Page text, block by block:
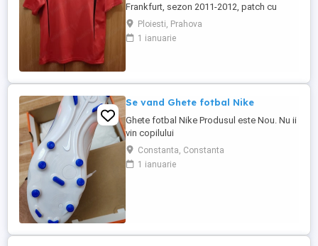
Frankfurt, sezon 2011-2012, patch cu
emblema brodata, purtat o singura data.
Marime: S Dimensiuni (cm): Maneci 22,
Umeri 44, Latime 48, Lungime 62 Marca:
Ploiesti, Prahova
1 ianuarie
Se vand Ghete fotbal Nike
Ghete fotbal Nike Produsul este Nou. Nu ii
vin copilului
Constanta, Constanta
1 ianuarie